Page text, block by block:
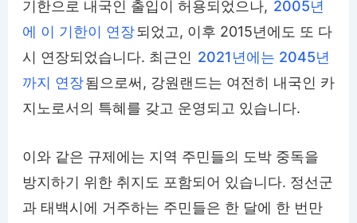
기한으로 내국인 출입이 허용되었으나, 2005년
에 이 기한이 연장되었고, 이후 2015년에도 또 다
시 연장되었습니다. 최근인 2021년에는 2045년
까지 연장됨으로써, 강원랜드는 여전히 내국인 카
지노로서의 특혜를 갖고 운영되고 있습니다.
이와 같은 규제에는 지역 주민들의 도박 중독을
방지하기 위한 취지도 포함되어 있습니다. 정선군
과 태백시에 거주하는 주민들은 한 달에 한 번만